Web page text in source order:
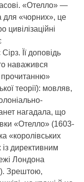
«Отелло» —
для «чорних», це
цивілізаційні
Її доповідь
наважився
прочитанню»
теорії): мовляв,
нагадала, що
«Отелло» (1603-
«королівських
із директивним
Лондона
Зрештою,